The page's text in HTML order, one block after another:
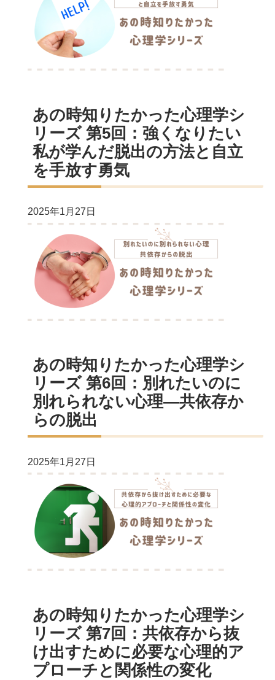
あの時知りたかった心理学シ
リーズ 第5回：強くなりたい
私が学んだ脱出の方法と自立
を手放す勇気
2025年1月27日
あの時知りたかった心理学シ
リーズ 第6回：別れたいのに
別れられない心理―共依存か
らの脱出
2025年1月27日
あの時知りたかった心理学シ
リーズ 第7回：共依存から抜
け出すために必要な心理的ア
プローチと関係性の変化